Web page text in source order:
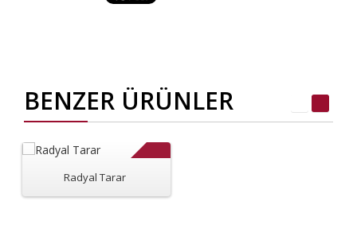
BENZER ÜRÜNLER
Radyal Tarar